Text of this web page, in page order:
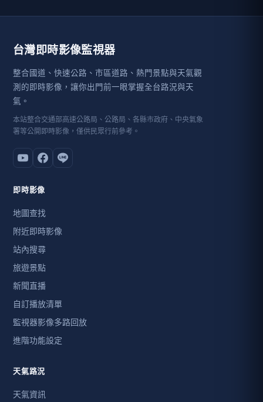
台灣即時影像監視器
整合國道、快速公路、市區道路、熱門景點與天氣觀
測的即時影像，讓你出門前一眼掌握全台路況與天
氣。
本站整合交通部高速公路局、公路局、各縣市政府、中央氣象
署等公開即時影像，僅供民眾行前參考。
即時影像
地圖查找
附近即時影像
站內搜尋
旅遊景點
新聞直播
自訂播放清單
監視器影像多路回放
進階功能設定
天氣路況
天氣資訊